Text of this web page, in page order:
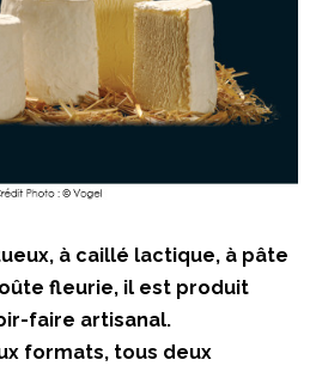
à caillé lactique, à pâte
fleurie, il est produit
faire artisanal.
formats, tous deux